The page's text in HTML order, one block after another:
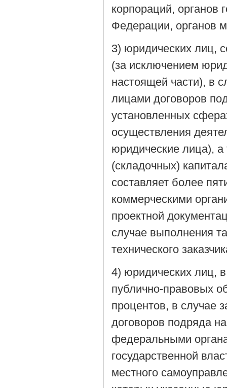
корпораций, органов
Федерации, органов
3) юридических лиц,
(за исключением
настоящей части), в
лицами договоров
установленных
осуществления
юридические лица), а
(складочных)
составляет более
коммерческими
проектной
случае выполнения
технического
4) юридических лиц,
публично-правовых
процентов, в случае
договоров подряда
федеральными
государственной
местного